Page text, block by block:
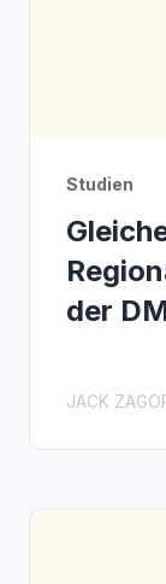
Studien
der
JACK